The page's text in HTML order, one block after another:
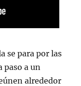
se para por las
paso a un
alrededor